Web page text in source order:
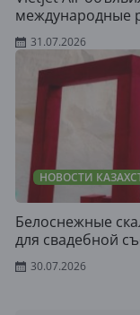
международные
31.07.2026
НОВОСТИ
Белоснежные
для свадебной
30.07.2026